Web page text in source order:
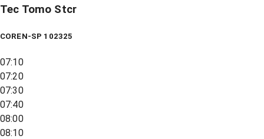
Tec Tomo Stcr
COREN-SP 102325
07:10
07:20
07:30
07:40
08:00
08:10